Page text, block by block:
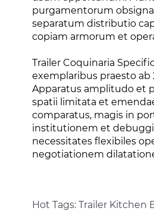
purgamentorum
separatum distributio
copiam armorum et
Trailer Coquinaria
exemplaribus praesto ab
Apparatus amplitudo et
spatii limitata et
comparatus, magis in
institutionem et
necessitates flexibiles
negotiationem
Hot Tags: Trailer Kitchen